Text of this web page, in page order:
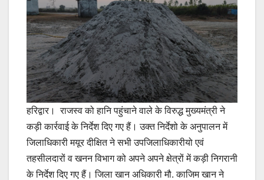
हरिद्वार। राजस्व को हानि पहुंचाने वाले के विरुद्ध मुख्यमंत्री ने
कड़ी कार्रवाई के निर्देश दिए गए हैं। उक्त निर्देशो के अनुपालन में
जिलाधिकारी मयूर दीक्षित ने सभी उपजिलाधिकारीयो एवं
तहसीलदारों व खनन विभाग को अपने अपने क्षेत्रों में कड़ी निगरानी
के निर्देश दिए गए हैं। जिला खान अधिकारी मौ. काजिम खान ने